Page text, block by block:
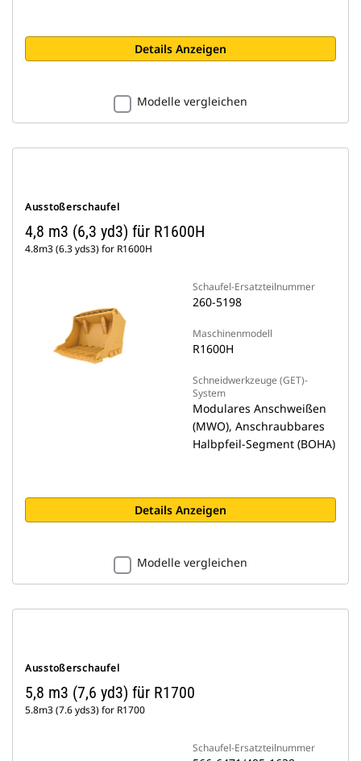
Details Anzeigen
Modelle vergleichen
Ausstoßerschaufel
4,8 m3 (6,3 yd3) für R1600H
4.8m3 (6.3 yds3) for R1600H
Schaufel-Ersatzteilnummer
260-5198
Maschinenmodell
R1600H
Schneidwerkzeuge (GET)-
System
Modulares Anschweißen
(MWO), Anschraubbares
Halbpfeil-Segment (BOHA)
Details Anzeigen
Modelle vergleichen
Ausstoßerschaufel
5,8 m3 (7,6 yd3) für R1700
5.8m3 (7.6 yds3) for R1700
Schaufel-Ersatzteilnummer